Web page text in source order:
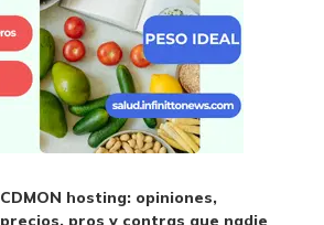
CDMON hosting: opiniones,
precios, pros y contras que nadie